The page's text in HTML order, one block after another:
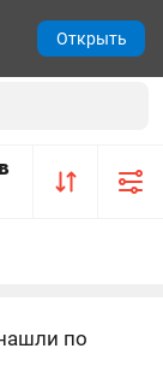
по
Открыть